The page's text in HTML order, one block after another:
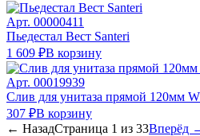
Арт. 00000411
Пьедестал Вест Santeri
1 609 ₽В корзину
Арт. 00019939
Слив для унитаза прямой
307 ₽В корзину
← НазадСтраница 1 из 33Вперёд